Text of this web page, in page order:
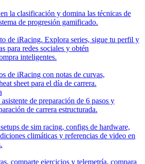
la clasificación y domina las técnicas de
de progresión gamificado.
de iRacing. Explora series, sigue tu perfil y
para redes sociales y obtén
inteligentes.
de iRacing con notas de curvas,
sheet para el día de carrera.
de preparación de 6 pasos y
de carrera estructurada.
de sim racing, configs de hardware,
climáticas y referencias de video en
comparte ejercicios y telemetría, compara